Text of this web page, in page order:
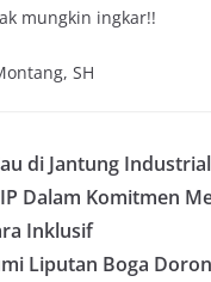
mungkin ingkar!!
SH
di Jantung
Dalam Komitmen
Inklusif
Liputan Boga